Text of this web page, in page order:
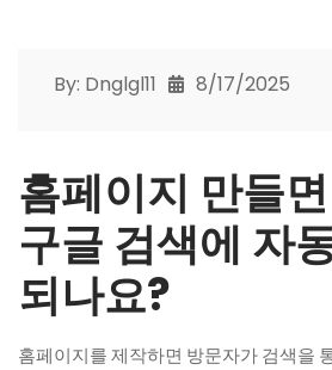
By: Dnglgl11 8/17/2025
홈페이지 만들
구글 검색에 자
되나요?
홈페이지를 제작하면 방문자가 검색을